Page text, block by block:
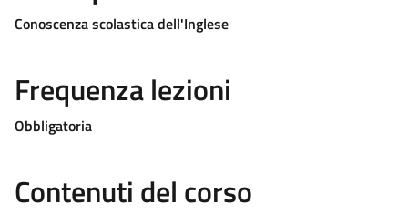
Conoscenza scolastica dell'Inglese
Frequenza lezioni
Obbligatoria
Contenuti del corso